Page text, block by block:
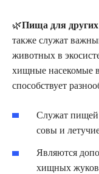
🌿Пища для других
также служат
животных в
хищные насекомые
способствует
Служат пищей
совы и
Являются
хищных жуков